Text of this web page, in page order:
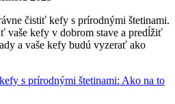
čistiť kefy s prírodnými štetinami.
vaše kefy v dobrom stave a predĺžiť
a vaše kefy budú vyzerať ako
s prírodnými štetinami: Ako na to